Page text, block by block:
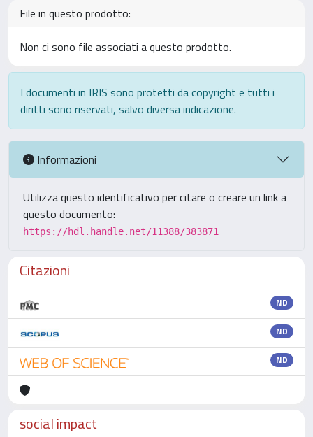
File in questo prodotto:
Non ci sono file associati a questo prodotto.
I documenti in IRIS sono protetti da copyright e tutti i
diritti sono riservati, salvo diversa indicazione.
Informazioni
Utilizza questo identificativo per citare o creare un link a
questo documento:
https://hdl.handle.net/11388/383871
Citazioni
ND
ND
ND
social impact